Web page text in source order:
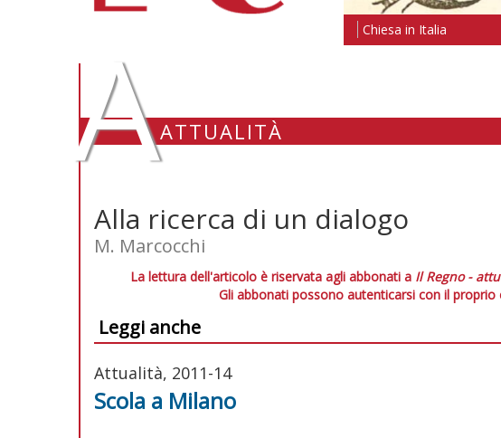
Chiesa in Italia
AATTUALITÀ
Alla ricerca di un dialogo
M. Marcocchi
La lettura dell'articolo è riservata agli abbonati a Il Regno -
Gli abbonati possono autenticarsi con il proprio
Leggi anche
Attualità, 2011-14
Scola a Milano